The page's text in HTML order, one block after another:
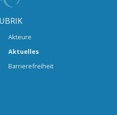
Akteure
Aktuelles
Barrierefreiheit